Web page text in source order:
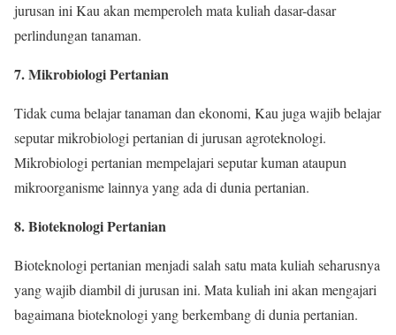
jurusan ini Kau akan memperoleh mata kuliah dasar-dasar
perlindungan tanaman.
7. Mikrobiologi Pertanian
Tidak cuma belajar tanaman dan ekonomi, Kau juga wajib belajar
seputar mikrobiologi pertanian di jurusan agroteknologi.
Mikrobiologi pertanian mempelajari seputar kuman ataupun
mikroorganisme lainnya yang ada di dunia pertanian.
8. Bioteknologi Pertanian
Bioteknologi pertanian menjadi salah satu mata kuliah seharusnya
yang wajib diambil di jurusan ini. Mata kuliah ini akan mengajari
bagaimana bioteknologi yang berkembang di dunia pertanian.